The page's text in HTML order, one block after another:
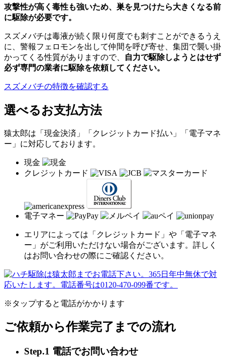
攻撃性が高く毒性も強いため、巣を見つけたら大きくなる前
に駆除が必要です。
スズメバチは毒液が続く限り何度でも刺すことができるうえ
に、警報フェロモンを出して仲間を呼び寄せ、集団で襲い掛
かってくる性質がありますので、
自力で駆除しようとはせず
必ず専門の業者に駆除を依頼してください。
スズメバチの特徴を確認する
選べるお支払方法
猿太郎は「現金決済」「クレジットカード払い」「電子マネ
ー」に対応しております。
現金
クレジットカード
電子マネー
エリアによっては「クレジットカード」や「電子マネ
ー」がご利用いただけない場合がございます。詳しく
はお問い合わせの際にご確認ください。
※タップすると電話がかかります
ご依頼から作業完了までの流れ
Step.1 電話でお問い合わせ